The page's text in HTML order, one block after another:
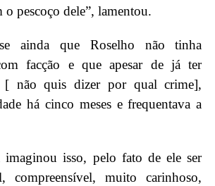
o pescoço dele”, lamentou.
ainda que Roselho não tinha
facção e que apesar de já ter
[ não quis dizer por qual crime],
há cinco meses e frequentava a
imaginou isso, pelo fato de ele ser
compreensível, muito carinhoso,